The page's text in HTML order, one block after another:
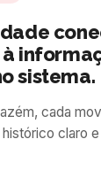
sistema.
cada
claro